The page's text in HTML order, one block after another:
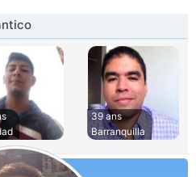
39 ans
Barranquilla